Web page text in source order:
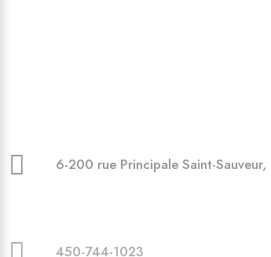
6-200 rue Principale Saint-Sauveur,
450-744-1023